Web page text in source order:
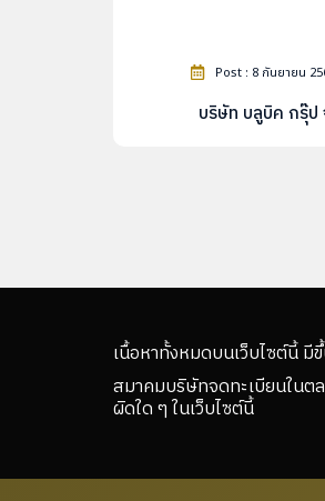
Post : 8 กันยายน
บริษัท บลูบิค กรุ๊ป
เนื้อหาทั้งหมดบนเว็บไซต์นี้ มี
สมาคมบริษัทจดทะเบียนในต
ผิดใด ๆ ในเว็บไซต์นี้